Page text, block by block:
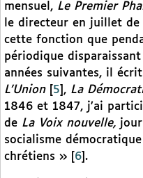
mensuel, Le Premier
le directeur en juillet de
cette fonction que
périodique
années suivantes, il
L’Union[ 5 , La
1846 et 1847, j’ai
de La Voix nouvelle,
socialisme
chrétiens »
6 .